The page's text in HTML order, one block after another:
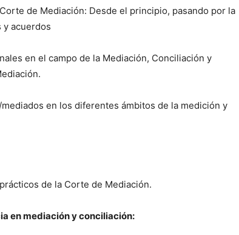
de Mediación: Desde el principio, pasando por la
y acuerdos
en el campo de la Mediación, Conciliación y
en los diferentes ámbitos de la medición y
de la Corte de Mediación.
en mediación y conciliación: